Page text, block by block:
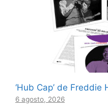
‘Hub Cap’ de
6 agosto, 2026